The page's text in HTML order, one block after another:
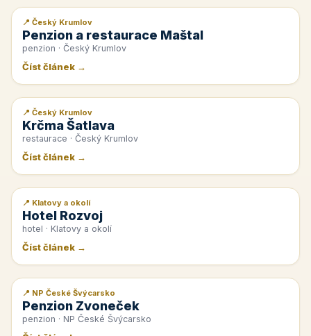
📰 PR článek
📍 Český Krumlov
Penzion a restaurace Maštal
penzion · Český Krumlov
Číst článek →
📰 PR článek
📍 Český Krumlov
Krčma Šatlava
restaurace · Český Krumlov
Číst článek →
📰 PR článek
📍 Klatovy a okolí
Hotel Rozvoj
hotel · Klatovy a okolí
Číst článek →
📰 PR článek
📍 NP České Švýcarsko
Penzion Zvoneček
penzion · NP České Švýcarsko